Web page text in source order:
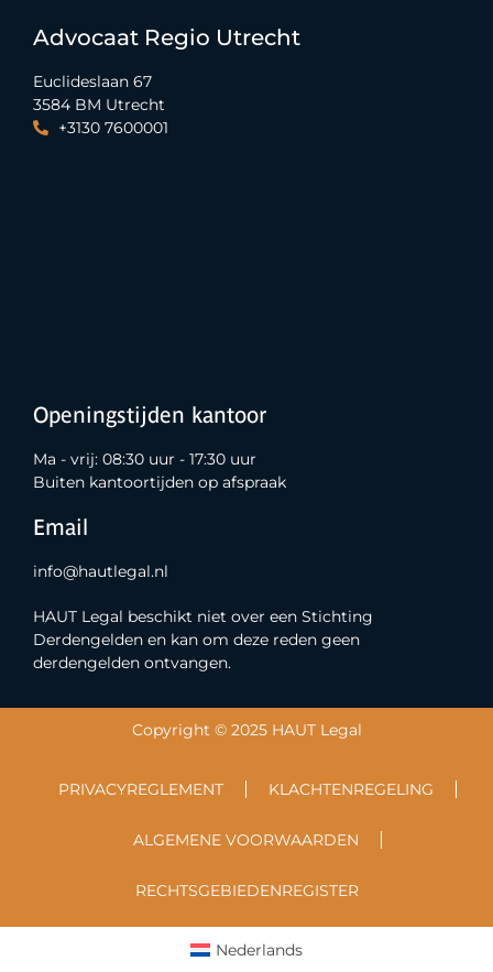
Advocaat Regio Utrecht
Euclideslaan 67
3584 BM Utrecht
+3130 7600001
Openingstijden kantoor
Ma - vrij: 08:30 uur - 17:30 uur
Buiten kantoortijden op afspraak
Email
info@hautlegal.nl
HAUT Legal beschikt niet over een Stichting
Derdengelden en kan om deze reden geen
derdengelden ontvangen.
Copyright © 2025 HAUT Legal
PRIVACYREGLEMENT KLACHTENREGELING
ALGEMENE VOORWAARDEN
RECHTSGEBIEDENREGISTER
Nederlands